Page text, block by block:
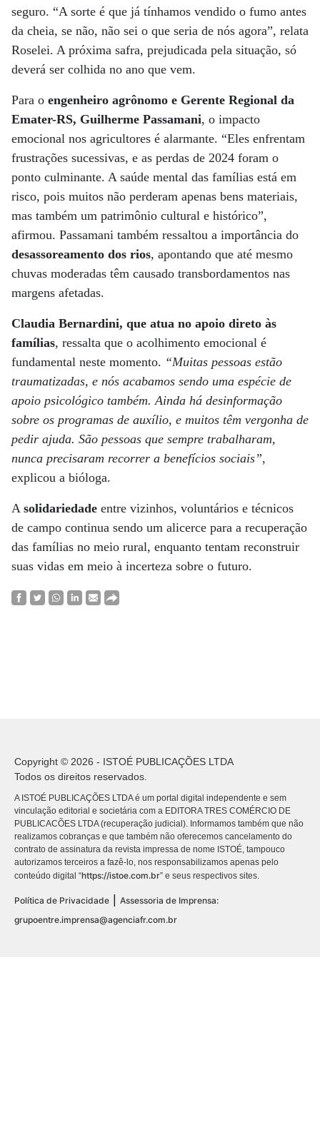
seguro. “A sorte é que já tínhamos vendido o fumo antes
da cheia, se não, não sei o que seria de nós agora”, relata
Roselei. A próxima safra, prejudicada pela situação, só
deverá ser colhida no ano que vem.
Para o engenheiro agrônomo e Gerente Regional da
Emater-RS, Guilherme Passamani, o impacto
emocional nos agricultores é alarmante. “Eles enfrentam
frustrações sucessivas, e as perdas de 2024 foram o
ponto culminante. A saúde mental das famílias está em
risco, pois muitos não perderam apenas bens materiais,
mas também um patrimônio cultural e histórico”,
afirmou. Passamani também ressaltou a importância do
desassoreamento dos rios, apontando que até mesmo
chuvas moderadas têm causado transbordamentos nas
margens afetadas.
Claudia Bernardini, que atua no apoio direto às
famílias, ressalta que o acolhimento emocional é
fundamental neste momento. “Muitas pessoas estão
traumatizadas, e nós acabamos sendo uma espécie de
apoio psicológico também. Ainda há desinformação
sobre os programas de auxílio, e muitos têm vergonha de
pedir ajuda. São pessoas que sempre trabalharam,
nunca precisaram recorrer a benefícios sociais”,
explicou a bióloga.
A solidariedade entre vizinhos, voluntários e técnicos
de campo continua sendo um alicerce para a recuperação
das famílias no meio rural, enquanto tentam reconstruir
suas vidas em meio à incerteza sobre o futuro.
Copyright © 2026 - ISTOÉ PUBLICAÇÕES LTDA
Todos os direitos reservados.
A ISTOÉ PUBLICAÇÕES LTDA é um portal digital independente e sem
vinculação editorial e societária com a EDITORA TRES COMÉRCIO DE
PUBLICACÕES LTDA (recuperação judicial). Informamos também que não
realizamos cobranças e que também não oferecemos cancelamento do
contrato de assinatura da revista impressa de nome ISTOÉ, tampouco
autorizamos terceiros a fazê-lo, nos responsabilizamos apenas pelo
conteúdo digital “https://istoe.com.br” e seus respectivos sites.
Política de Privacidade
Assessoria de Imprensa:
grupoentre.imprensa@agenciafr.com.br